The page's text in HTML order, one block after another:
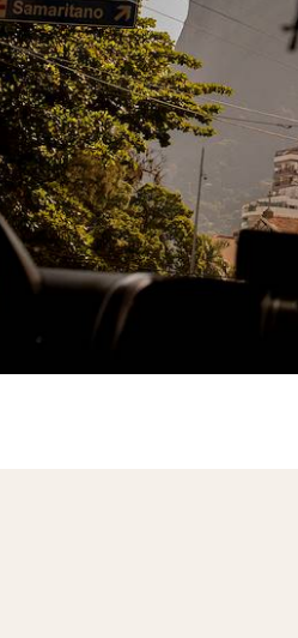
légendaire opéra.
Uluru : vous vivez au
voyage). À
maison Voyageurs, la
privée. Et toujours,
parle français. La
véhicule de location
safari. Pour varier les
en bateau viennent
vous disposez des